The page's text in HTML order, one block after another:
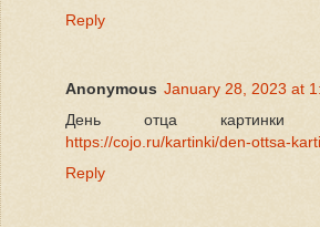
Reply
Anonymous January 28, 2023 at
День отца картинки
https://cojo.ru/kartinki/den-ottsa-
Reply